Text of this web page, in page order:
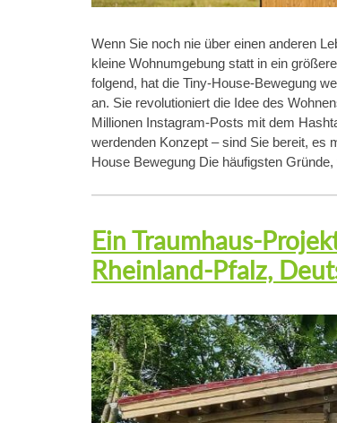
Wenn Sie noch nie über einen anderen
kleine Wohnumgebung statt in ein
folgend, hat die Tiny-House-Bewegung
an. Sie revolutioniert die Idee des
Millionen Instagram-Posts mit dem
werdenden Konzept – sind Sie bereit, es
House Bewegung Die häufigsten
Ein Traumhaus-
Rheinland-Pfalz,